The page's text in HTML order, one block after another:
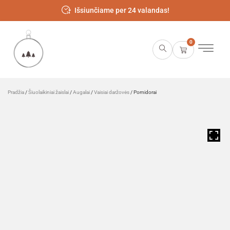
Išsiunčiame per 24 valandas!
0
Pradžia /Šiuolaikiniai žaislai /Augalai /Vaisiai daržovės / Pomidorai